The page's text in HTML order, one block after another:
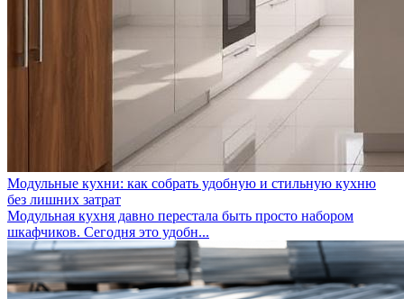
Модульные кухни: как собрать удобную и стильную кухню
без лишних затрат
Модульная кухня давно перестала быть просто набором
шкафчиков. Сегодня это удобн...